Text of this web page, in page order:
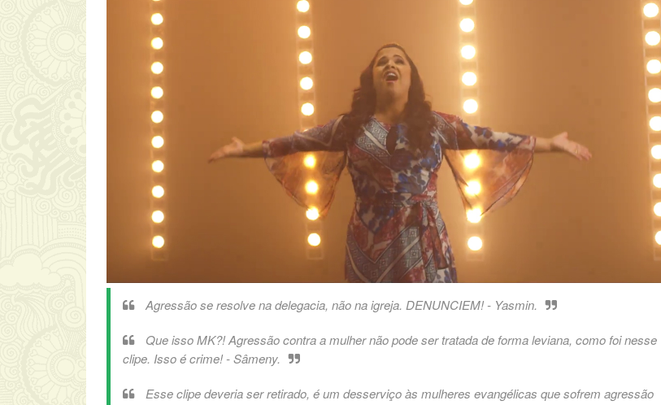
Agressão se resolve na delegacia, não na igreja. DENUNCIEM! - Yasmin.
Que isso MK?! Agressão contra a mulher não pode ser tratada de forma leviana, como foi nesse
clipe. Isso é crime! - Sâmeny.
Esse clipe deveria ser retirado, é um desserviço às mulheres evangélicas que sofrem agressão